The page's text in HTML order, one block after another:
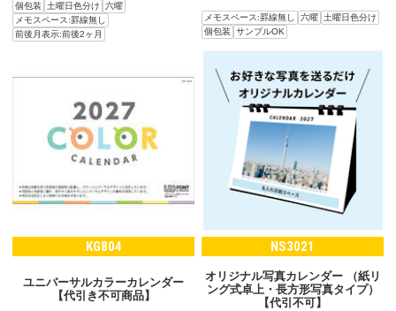
個包装 土曜日色分け
六曜
メモスペース:罫線無し
前後月表示:前後2ヶ月
メモスペース:罫線無し 六曜
土曜日色分け
個包装
サンプルOK
KG804
ユニバーサルカラーカレンダー
【代引き不可商品】
NS3021
オリジナル写真カレンダー （紙リ
ング式卓上・長方形写真タイプ）
【代引不可】